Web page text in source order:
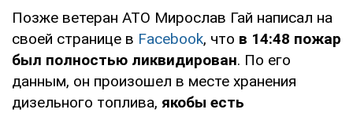
Позже ветеран АТО Мирослав Гай написал на
своей странице в Facebook, что в 14:48 пожар
был полностью ликвидирован. По его
данным, он произошел в месте хранения
дизельного топлива, якобы есть